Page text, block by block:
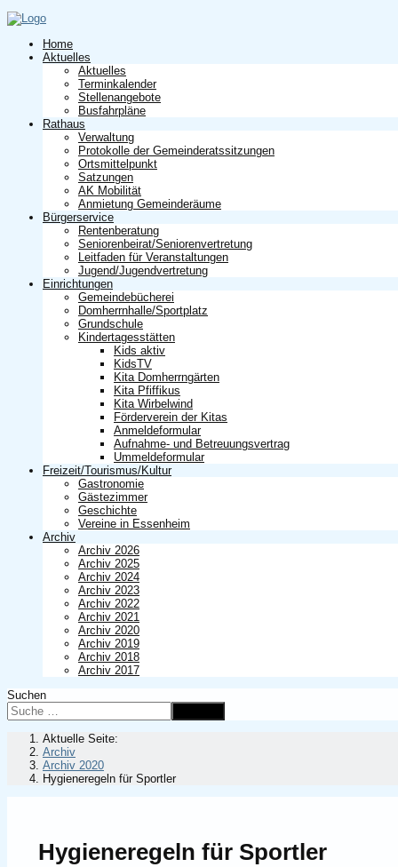
Home
Aktuelles
Aktuelles
Terminkalender
Stellenangebote
Busfahrpläne
Rathaus
Verwaltung
Protokolle der Gemeinderatssitzungen
Ortsmittelpunkt
Satzungen
AK Mobilität
Anmietung Gemeinderäume
Bürgerservice
Rentenberatung
Seniorenbeirat/Seniorenvertretung
Leitfaden für Veranstaltungen
Jugend/Jugendvertretung
Einrichtungen
Gemeindebücherei
Domherrnhalle/Sportplatz
Grundschule
Kindertagesstätten
Kids aktiv
KidsTV
Kita Domherrngärten
Kita Pfiffikus
Kita Wirbelwind
Förderverein der Kitas
Anmeldeformular
Aufnahme- und Betreuungsvertrag
Ummeldeformular
Freizeit/Tourismus/Kultur
Gastronomie
Gästezimmer
Geschichte
Vereine in Essenheim
Archiv
Archiv 2026
Archiv 2025
Archiv 2024
Archiv 2023
Archiv 2022
Archiv 2021
Archiv 2020
Archiv 2019
Archiv 2018
Archiv 2017
Suchen
Aktuelle Seite:
Archiv
Archiv 2020
Hygieneregeln für Sportler
Hygieneregeln für Sportler